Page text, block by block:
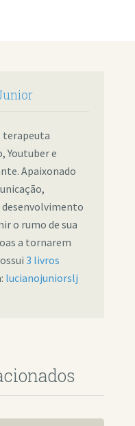
terapeuta
Youtuber e
Apaixonado
o rumo de sua
a tornarem
3 livros
lucianojuniorslj